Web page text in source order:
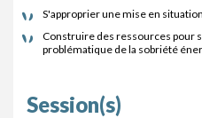
S'approprier une mise en
Construire des ressources pour
problématique de la sobriété
Session(s)